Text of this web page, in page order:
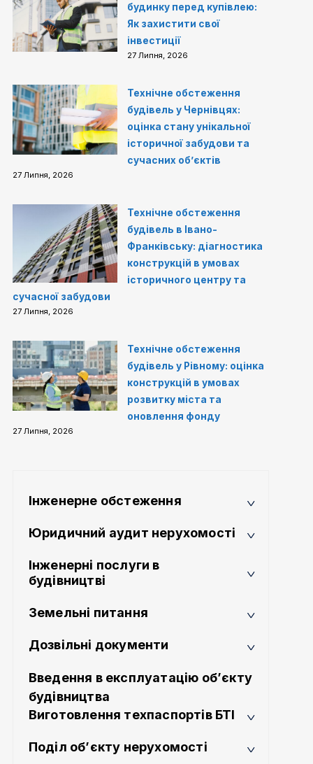
будинку перед купівлею:
Як захистити свої
інвестиції
27 Липня, 2026
Технічне обстеження
будівель у Чернівцях:
оцінка стану унікальної
історичної забудови та
сучасних об’єктів
27 Липня, 2026
Технічне обстеження
будівель в Івано-
Франківську: діагностика
конструкцій в умовах
історичного центру та
сучасної забудови
27 Липня, 2026
Технічне обстеження
будівель у Рівному: оцінка
конструкцій в умовах
розвитку міста та
оновлення фонду
27 Липня, 2026
Інженерне обстеження
Юридичний аудит нерухомості
Інженерні послуги в
будівництві
Земельні питання
Дозвільні документи
Введення в експлуатацію об’єкту
будівництва
Виготовлення техпаспортів БТІ
Поділ об’єкту нерухомості